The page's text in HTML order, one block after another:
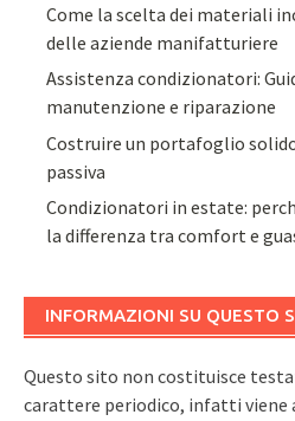
Come la scelta dei materiali
delle aziende manifatturiere
Assistenza condizionatori:
manutenzione e riparazione
Costruire un portafoglio
passiva
Condizionatori in estate:
la differenza tra comfort e
INFORMAZIONI SU QUESTO
Questo sito non costituisce
carattere periodico, infatti viene